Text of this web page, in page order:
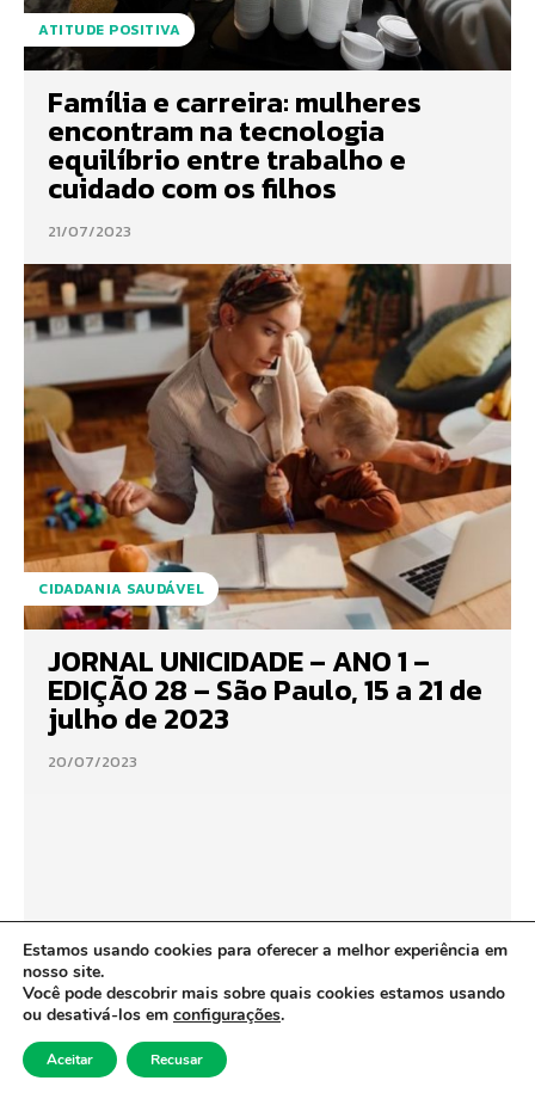
ATITUDE POSITIVA
Família e carreira: mulheres
encontram na tecnologia
equilíbrio entre trabalho e
cuidado com os filhos
21/07/2023
CIDADANIA SAUDÁVEL
JORNAL UNICIDADE – ANO 1 –
EDIÇÃO 28 – São Paulo, 15 a 21 de
julho de 2023
20/07/2023
Estamos usando cookies para oferecer a melhor experiência em
nosso site.
Você pode descobrir mais sobre quais cookies estamos usando
ou desativá-los em configurações.
Aceitar Recusar